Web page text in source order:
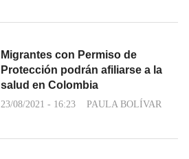
Migrantes con Permiso de
Protección podrán afiliarse a la
salud en Colombia
23/08/2021 - 16:23 PAULA BOLÍVAR